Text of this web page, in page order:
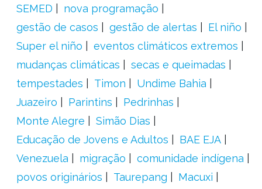
SEMED
nova programação
gestão de casos
gestão de alertas
El niño
Super el niño
eventos climáticos extremos
mudanças climáticas
secas e queimadas
tempestades
Timon
Undime Bahia
Juazeiro
Parintins
Pedrinhas
Monte Alegre
Simão Dias
Educação de Jovens e Adultos
BAE EJA
Venezuela
migração
comunidade indígena
povos originários
Taurepang
Macuxi